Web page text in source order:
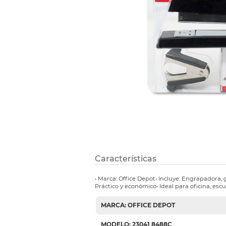
Características
• Marca: Office Depot• Incluye:
Práctico y económico• Ideal para oficina,
MARCA: OFFICE DEPOT
MODELO: 23041 8488C